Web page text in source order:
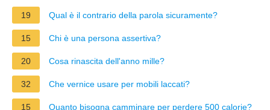
19 Qual è il contrario della parola sicuramente?
15 Chi è una persona assertiva?
20 Cosa rinascita dell'anno mille?
32 Che vernice usare per mobili laccati?
15 Quanto bisogna camminare per perdere 500 calorie?